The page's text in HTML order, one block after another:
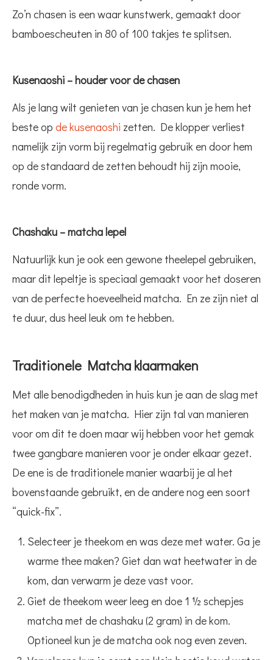
Zo’n chasen is een waar kunstwerk, gemaakt door
bamboescheuten in 80 of 100 takjes te splitsen.
Kusenaoshi – houder voor de chasen
Als je lang wilt genieten van je chasen kun je hem het
beste op de kusenaoshi zetten. De klopper verliest
namelijk zijn vorm bij regelmatig gebruik en door hem
op de standaard de zetten behoudt hij zijn mooie,
ronde vorm.
Chashaku – matcha lepel
Natuurlijk kun je ook een gewone theelepel gebruiken,
maar dit lepeltje is speciaal gemaakt voor het doseren
van de perfecte hoeveelheid matcha. En ze zijn niet al
te duur, dus heel leuk om te hebben.
Traditionele Matcha klaarmaken
Met alle benodigdheden in huis kun je aan de slag met
het maken van je matcha. Hier zijn tal van manieren
voor om dit te doen maar wij hebben voor het gemak
twee gangbare manieren voor je onder elkaar gezet.
De ene is de traditionele manier waarbij je al het
bovenstaande gebruikt, en de andere nog een soort
“quick-fix”.
Selecteer je theekom en was deze met water. Ga je
warme thee maken? Giet dan wat heetwater in de
kom, dan verwarm je deze vast voor.
Giet de theekom weer leeg en doe 1 ½ schepjes
matcha met de chashaku (2 gram) in de kom.
Optioneel kun je de matcha ook nog even zeven.